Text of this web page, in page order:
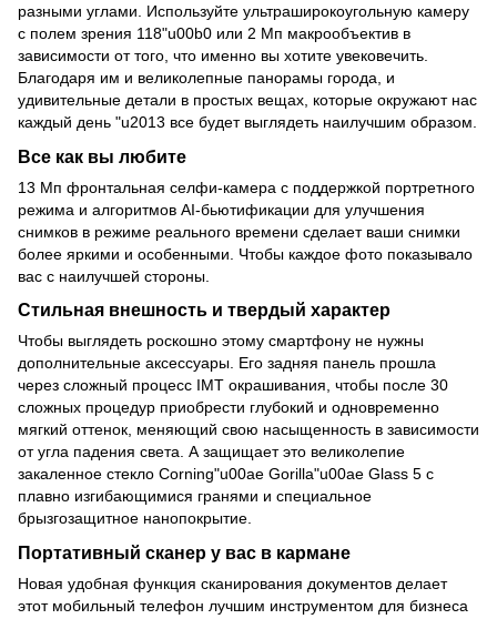
разными углами. Используйте ультраширокоугольную камеру
с полем зрения 118"u00b0 или 2 Мп макрообъектив в
зависимости от того, что именно вы хотите увековечить.
Благодаря им и великолепные панорамы города, и
удивительные детали в простых вещах, которые окружают нас
каждый день "u2013 все будет выглядеть наилучшим образом.
Все как вы любите
13 Мп фронтальная селфи-камера с поддержкой портретного
режима и алгоритмов AI-бьютификации для улучшения
снимков в режиме реального времени сделает ваши снимки
более яркими и особенными. Чтобы каждое фото показывало
вас с наилучшей стороны.
Стильная внешность и твердый характер
Чтобы выглядеть роскошно этому смартфону не нужны
дополнительные аксессуары. Его задняя панель прошла
через сложный процесс IMT окрашивания, чтобы после 30
сложных процедур приобрести глубокий и одновременно
мягкий оттенок, меняющий свою насыщенность в зависимости
от угла падения света. А защищает это великолепие
закаленное стекло Corning"u00ae Gorilla"u00ae Glass 5 с
плавно изгибающимися гранями и специальное
брызгозащитное нанопокрытие.
Портативный сканер у вас в кармане
Новая удобная функция сканирования документов делает
этот мобильный телефон лучшим инструментом для бизнеса